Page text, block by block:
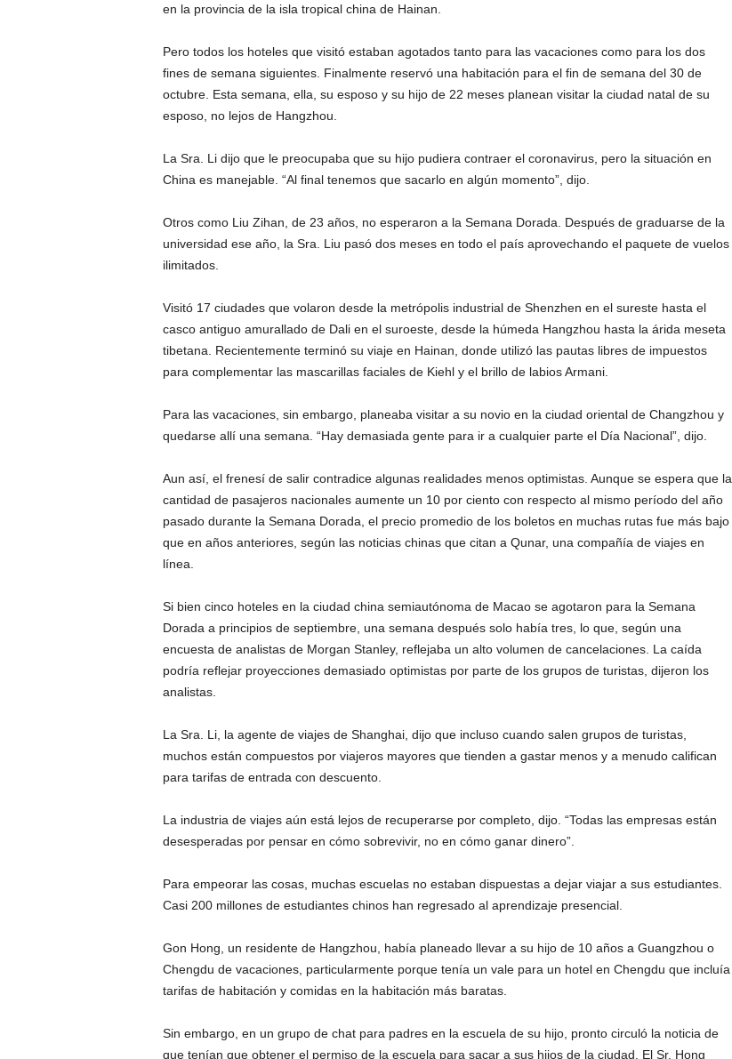
en la provincia de la isla tropical china de Hainan.
Pero todos los hoteles que visitó estaban agotados tanto para las vacaciones como para los dos
fines de semana siguientes. Finalmente reservó una habitación para el fin de semana del 30 de
octubre. Esta semana, ella, su esposo y su hijo de 22 meses planean visitar la ciudad natal de su
esposo, no lejos de Hangzhou.
La Sra. Li dijo que le preocupaba que su hijo pudiera contraer el coronavirus, pero la situación en
China es manejable. “Al final tenemos que sacarlo en algún momento”, dijo.
Otros como Liu Zihan, de 23 años, no esperaron a la Semana Dorada. Después de graduarse de la
universidad ese año, la Sra. Liu pasó dos meses en todo el país aprovechando el paquete de vuelos
ilimitados.
Visitó 17 ciudades que volaron desde la metrópolis industrial de Shenzhen en el sureste hasta el
casco antiguo amurallado de Dali en el suroeste, desde la húmeda Hangzhou hasta la árida meseta
tibetana. Recientemente terminó su viaje en Hainan, donde utilizó las pautas libres de impuestos
para complementar las mascarillas faciales de Kiehl y el brillo de labios Armani.
Para las vacaciones, sin embargo, planeaba visitar a su novio en la ciudad oriental de Changzhou y
quedarse allí una semana. “Hay demasiada gente para ir a cualquier parte el Día Nacional”, dijo.
Aun así, el frenesí de salir contradice algunas realidades menos optimistas. Aunque se espera que la
cantidad de pasajeros nacionales aumente un 10 por ciento con respecto al mismo período del año
pasado durante la Semana Dorada, el precio promedio de los boletos en muchas rutas fue más bajo
que en años anteriores, según las noticias chinas que citan a Qunar, una compañía de viajes en
línea.
Si bien cinco hoteles en la ciudad china semiautónoma de Macao se agotaron para la Semana
Dorada a principios de septiembre, una semana después solo había tres, lo que, según una
encuesta de analistas de Morgan Stanley, reflejaba un alto volumen de cancelaciones. La caída
podría reflejar proyecciones demasiado optimistas por parte de los grupos de turistas, dijeron los
analistas.
La Sra. Li, la agente de viajes de Shanghai, dijo que incluso cuando salen grupos de turistas,
muchos están compuestos por viajeros mayores que tienden a gastar menos y a menudo califican
para tarifas de entrada con descuento.
La industria de viajes aún está lejos de recuperarse por completo, dijo. “Todas las empresas están
desesperadas por pensar en cómo sobrevivir, no en cómo ganar dinero”.
Para empeorar las cosas, muchas escuelas no estaban dispuestas a dejar viajar a sus estudiantes.
Casi 200 millones de estudiantes chinos han regresado al aprendizaje presencial.
Gon Hong, un residente de Hangzhou, había planeado llevar a su hijo de 10 años a Guangzhou o
Chengdu de vacaciones, particularmente porque tenía un vale para un hotel en Chengdu que incluía
tarifas de habitación y comidas en la habitación más baratas.
Sin embargo, en un grupo de chat para padres en la escuela de su hijo, pronto circuló la noticia de
que tenían que obtener el permiso de la escuela para sacar a sus hijos de la ciudad. El Sr. Hong